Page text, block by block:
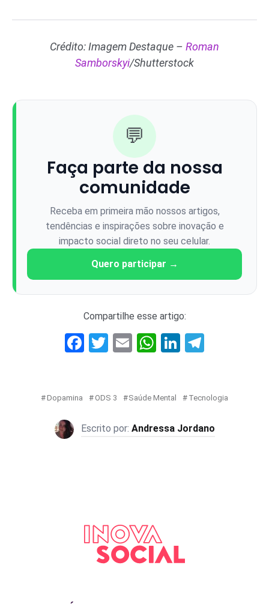
Crédito: Imagem Destaque – Roman
Samborskyi/Shutterstock
💬
Faça parte da nossa
comunidade
Receba em primeira mão nossos artigos,
tendências e inspirações sobre inovação e
impacto social direto no seu celular.
Quero participar →
Compartilhe esse artigo:
Facebook
Twitter
EmailWhatsApp
LinkedIn
Dopamina ODS 3 Saúde Mental Tecnologia
Andressa Jordano